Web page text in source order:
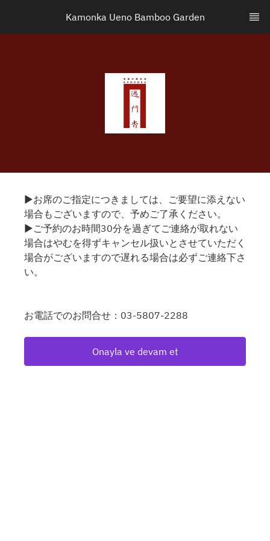
Kamonka Ueno Bamboo Garden
▶お席のご指定につきましては、ご要望に添えない
場合もございますので、予めご了承ください。
▶ご予約のお時間30分を過ぎてご連絡が取れない
場合はやむを得ずキャンセル扱いとさせていただく
場合がございますので遅れる場合は必ずご連絡下さ
い。
お電話でのお問合せ：03-5807-2288
Onayla ve devam et